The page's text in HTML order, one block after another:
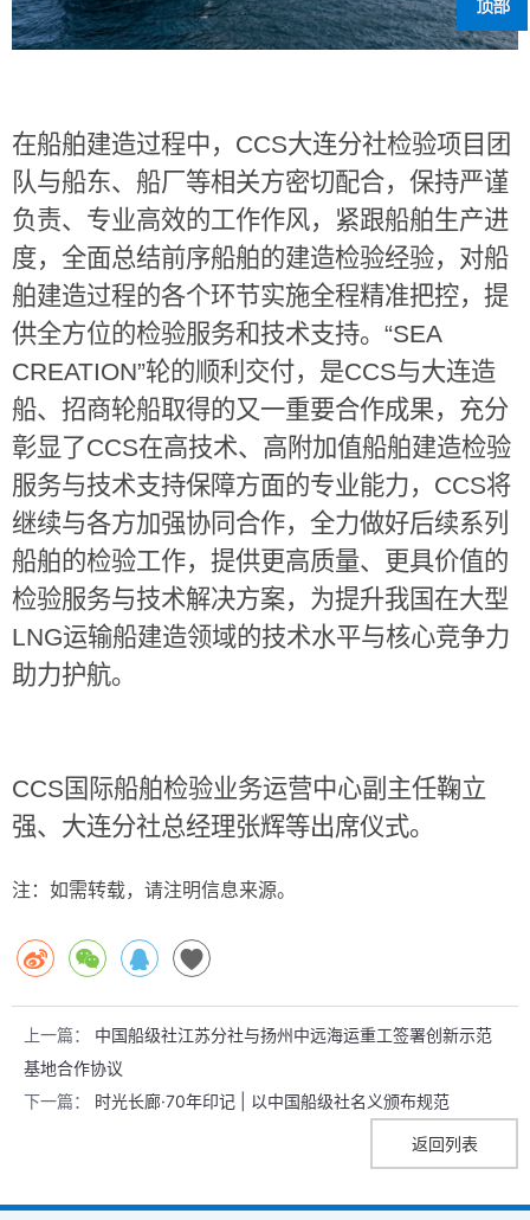
在船舶建造过程中， CCS大连分社检验项目团
队与船东、船厂等相关方密切配合，保持严谨
负责、专业高效的工作作风，紧跟船舶生产进
度，全面总结前序船舶的建造检验经验，对船
舶建造过程的各个环节实施全程精准把控，提
供全方位的检验服务和技术支持。 “SEA
CREATION”轮的顺利交付，是CCS与大连造
船、招商轮船取得的又一重要合作成果，充分
彰显了CCS在高技术、高附加值船舶建造检验
服务与技术支持保障方面的专业能力， CCS将
继续与各方加强协同合作，全力做好后续系列
船舶的检验工作，提供更高质量、更具价值的
检验服务与技术解决方案，为提升我国在大型
LNG运输船建造领域的技术水平与核心竞争力
助力护航。
CCS 国际船舶检验业务运营中心副主任鞠立
强、大连分社总经理张辉等出席仪式。
注：如需转载，请注明信息来源。
上一篇：
中国船级社江苏分社与扬州中远海运重工签署创新示范
基地合作协议
下一篇：
时光长廊·70年印记 | 以中国船级社名义颁布规范
返回列表